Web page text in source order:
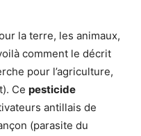
la terre, les animaux,
comment le décrit
pour l’agriculture,
Ce pesticide
antillais de
(parasite du